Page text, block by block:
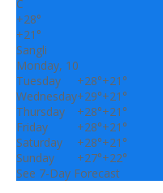
C
+28°
+21°
Sangli
Monday, 10
Tuesday
+28°+21°
Wednesday+29°+21°
Thursday
+28°+21°
Friday
+28°+21°
Saturday
+28°+21°
Sunday
+27°+22°
See 7-Day Forecast